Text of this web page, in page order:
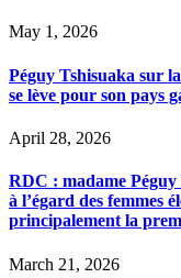
May 1, 2026
Péguy Tshisuaka sur
se lève pour son pays
April 28, 2026
RDC : madame Péguy
à l’égard des femmes
principalement la
March 21, 2026